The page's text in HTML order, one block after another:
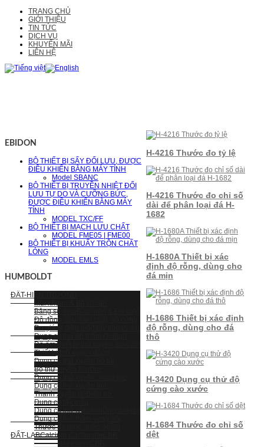
TRANG CHỦ
GIỚI THIỆU
TIN TỨC
DỊCH VỤ
KHUYẾN MÃI
LIÊN HỆ
EBIDON
BỘ THIẾT BỊ SẤY ĐỐI LƯU, ĐƯỢC
ĐIỀU KHIỂN BẰNG MÁY TÍNH
Model SBANC
BỘ THIẾT BỊ TRUYỀN NHIỆT ĐỐI
LƯU TỰ DO VÀ CƯỠNG BỨC,
ĐƯỢC ĐIỀU KHIỂN BẰNG MÁY
TÍNH
MODEL TXC/FF
BỘ THIẾT BỊ MẠCH LƯU CHẤT
MODEL FME05 | FME00
BỘ THIẾT BỊ KHUẤY TRỘN CHẤT
LỎNG
MODEL EMLS
HUMBOLDT
ĐẤT-HIỆN TRƯỜNG
Mũi khoan & Bộ khoan
Bảng so màu
Độ đồng đều đầm chặt, độ cứng
Đo giá trị điện môi
Dụng cụ thử độ thấm Guelph
Độ ẩmThiết bị thử xuyên, búa đôi
Thiết bị thử xuyên động
Dụng cụ thử xuyên bỏ túi
Bộ thử xuyên Proctor
Dụng cụ thử xuyên, vòng lực
Dụng cụ thử xuyên tĩnh
Thanh xuyên dò
Dụng cụ lấy mẫu
Dụng cụ thử cắt cánh
Dụng cụ thử thấm vòng đôi
Thước đo mực nước ngầm
ĐẤT-LABCalcium Carbonate
H-4216 Thước đo tỷ lệ
H-4216 Thước đo chỉ số
dài để phân loại đá H-
1682
H-1680A Thiết bị xác
định độ rỗng, dùng cho
đá mịn
H-1686 Thiết bị xác định
độ rỗng, dùng cho đá
thô
H-3420 Dụng cụ thử độ
cứng cào xước
H-1684 Thước đo chỉ số
dệt